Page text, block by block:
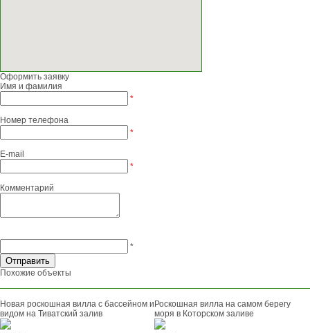
Оформить заявку
Имя и фамилия
*
Номер телефона
*
E-mail
*
Комментарий
*
Похожие объекты
Новая роскошная вилла с бассейном и
видом на Тиватский залив
Роскошная вилла на самом берегу
моря в Которском заливе